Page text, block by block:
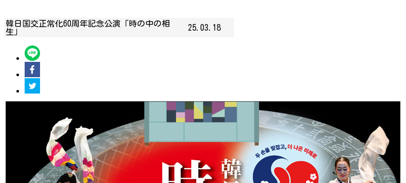
韓日国交正常化60周年記念公演「時の中の相
生」
25.03.18